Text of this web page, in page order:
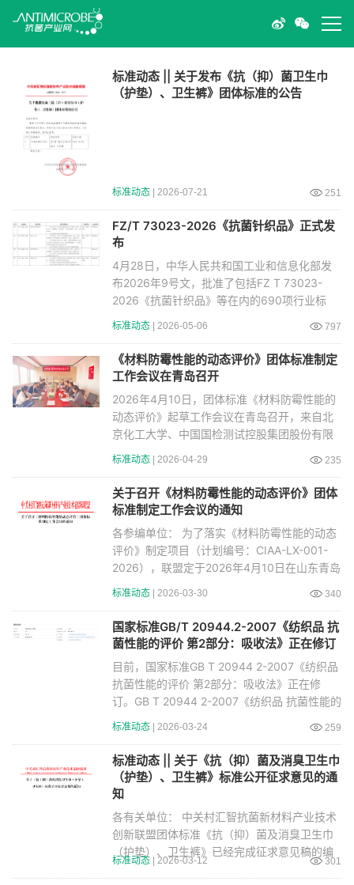
标准动态 || 关于发布《抗（抑）菌卫生巾
（护垫）、卫生裤》团体标准的公告
标准动态 | 2026-07-21 251
FZ/T 73023-2026《抗菌针织品》正式发
布
4月28日，中华人民共和国工业和信息化部发
布2026年9号文，批准了包括FZ T 73023-
2026《抗菌针织品》等在内的690项行业标
准。FZ T 73023-2
标准动态 | 2026-05-06 797
《材料防霉性能的动态评价》团体标准制定
工作会议在青岛召开
2026年4月10日，团体标准《材料防霉性能的
动态评价》起草工作会议在青岛召开，来自北
京化工大学、中国国检测试控股集团股份有限
公司、中国
标准动态 | 2026-04-29 235
关于召开《材料防霉性能的动态评价》团体
标准制定工作会议的通知
各参编单位： 为了落实《材料防霉性能的动态
评价》制定项目（计划编号：CIAA-LX-001-
2026），联盟定于2026年4月10日在山东青岛
召开标准制
标准动态 | 2026-03-30 340
国家标准GB/T 20944.2-2007《纺织品 抗
菌性能的评价 第2部分：吸收法》正在修订
目前，国家标准GB T 20944 2-2007《纺织品
抗菌性能的评价 第2部分：吸收法》正在修
订。GB T 20944 2-2007《纺织品 抗菌性能的
评价
标准动态 | 2026-03-24 259
标准动态 || 关于《抗（抑）菌及消臭卫生巾
（护垫）、卫生裤》标准公开征求意见的通
知
各有关单位： 中关村汇智抗菌新材料产业技术
创新联盟团体标准《抗（抑）菌及消臭卫生巾
（护垫）、卫生裤》已经完成征求意见稿的编
制工作。
标准动态 | 2026-03-12 301